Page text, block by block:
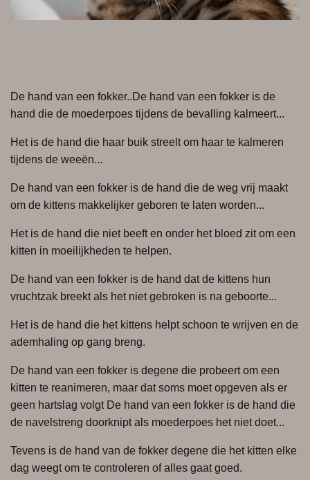
De hand van een fokker..De hand van een fokker is de
hand die de moederpoes tijdens de bevalling kalmeert...
Het is de hand die haar buik streelt om haar te kalmeren
tijdens de weeën...
De hand van een fokker is de hand die de weg vrij maakt
om de kittens makkelijker geboren te laten worden...
Het is de hand die niet beeft en onder het bloed zit om een
kitten in moeilijkheden te helpen.
De hand van een fokker is de hand dat de kittens hun
vruchtzak breekt als het niet gebroken is na geboorte...
Het is de hand die het kittens helpt schoon te wrijven en de
ademhaling op gang breng.
De hand van een fokker is degene die probeert om een
kitten te reanimeren, maar dat soms moet opgeven als er
geen hartslag volgt De hand van een fokker is de hand die
de navelstreng doorknipt als moederpoes het niet doet...
Tevens is de hand van de fokker degene die het kitten elke
dag weegt om te controleren of alles gaat goed.